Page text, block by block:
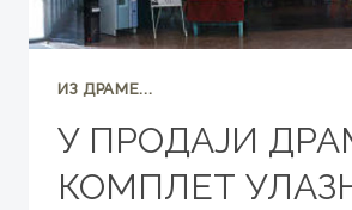
ИЗ ДРАМЕ...
У ПРОДАЈИ
КОМПЛЕТ